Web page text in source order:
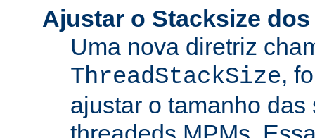
Ajustar o Stacksize
Uma nova diretriz
ThreadStackSize,
ajustar o tamanho